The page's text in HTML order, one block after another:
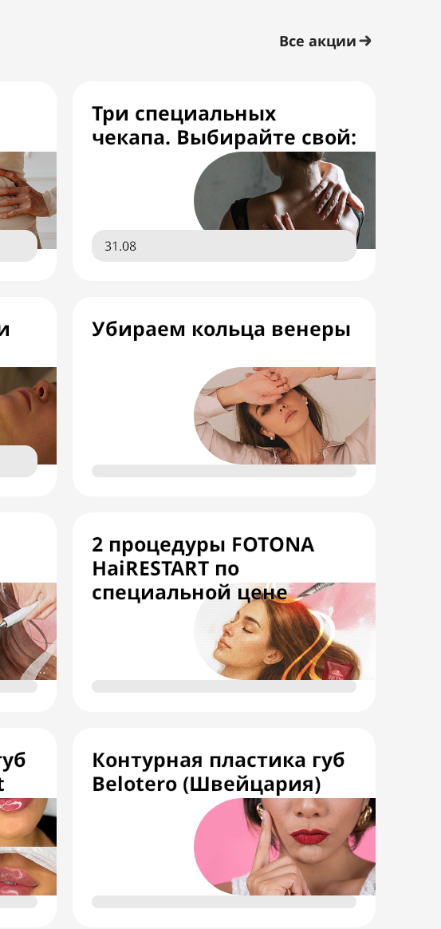
Все акции
Три специальных
чекапа. Выбирайте свой:
31.08
Убираем кольца венеры
2 процедуры FOTONA
HaiRESTART по
специальной цене
Контурная пластика губ
Belotero (Швейцария)